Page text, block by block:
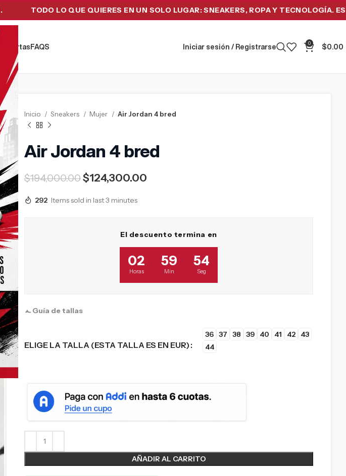
TODO LO QUE QUIERES EN UN SOLO LUGAR: SNEAKERS, ROPA Y TECNOLOGÍA.
Ofertas FAQ´S Iniciar sesión / Registrarse
0
$0.00
Inicio Sneakers Mujer Air Jordan 4 bred
Air Jordan 4 bred
$194,000.00$124,300.00
292 Items sold in last 3 minutes
El descuento termina en
02
Horas
59
Min
53
Seg
Guía de tallas
ELIGE LA TALLA (ESTA TALLA ES EN EUR)
36 37 38 39 40 41 42
43
44
AÑADIR AL CARRITO